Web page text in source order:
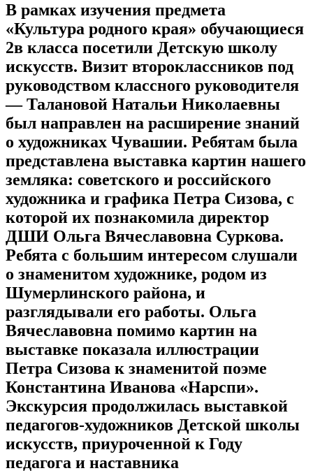
В рамках изучения предмета
«Культура родного края» обучающиеся
2в класса посетили Детскую школу
искусств. Визит второклассников под
руководством классного руководителя
— Талановой Натальи Николаевны
был направлен на расширение знаний
о художниках Чувашии. Ребятам была
представлена выставка картин нашего
земляка: советского и российского
художника и графика Петра Сизова, с
которой их познакомила директор
ДШИ Ольга Вячеславовна Суркова.
Ребята с большим интересом слушали
о знаменитом художнике, родом из
Шумерлинского района, и
разглядывали его работы. Ольга
Вячеславовна помимо картин на
выставке показала иллюстрации
Петра Сизова к знаменитой поэме
Константина Иванова «Нарспи».
Экскурсия продолжилась выставкой
педагогов-художников Детской школы
искусств, приуроченной к Году
педагога и наставника